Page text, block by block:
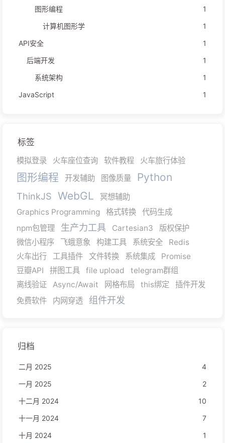
图形编程
1
计算机图形学
1
API安全
1
后端开发
1
系统架构
1
JavaScript
1
标签
模拟登录 火车座位查询 软件教程 火车旅行体验
图形编程 开发辅助 图像质量 Python
ThinkJS WebGL
冥想辅助
Graphics Programming
格式转换
代码生成
npm包管理
生产力工具 Cartesian3
版权保护
微信小程序
飞蛾意象 构建工具 系统安全
Redis
火车出行
工具插件 文件转换 系统集成
Promise
豆瓣API
拼图工具 file upload
telegram群组
离线验证
Async/Await 网格布局 this绑定
插件开发
免费软件
内网穿透 组件开发
归档
二月 2025
4
一月 2025
2
十二月 2024
10
十一月 2024
7
十月 2024
1